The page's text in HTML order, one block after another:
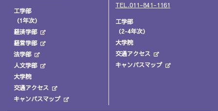
工学部
（1年次）
経済学部
経営学部
法学部
人文学部
大学院
交通アクセス
キャンパスマップ
TEL.011-841-1161
工学部
（2-4年次）
大学院
交通アクセス
キャンパスマップ